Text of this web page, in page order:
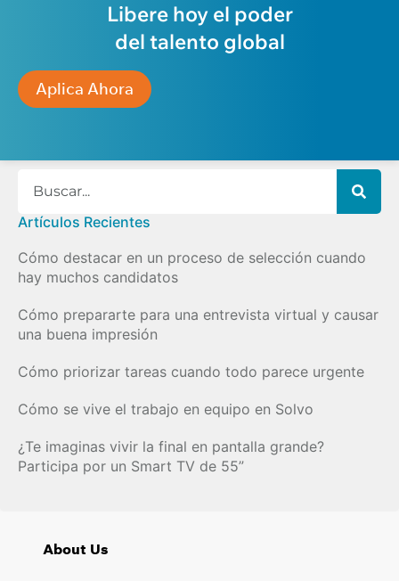
Libere hoy el poder
del talento global
Aplica Ahora
Artículos Recientes
Cómo destacar en un proceso de selección cuando
hay muchos candidatos
Cómo prepararte para una entrevista virtual y causar
una buena impresión
Cómo priorizar tareas cuando todo parece urgente
Cómo se vive el trabajo en equipo en Solvo
¿Te imaginas vivir la final en pantalla grande?
Participa por un Smart TV de 55”
About Us